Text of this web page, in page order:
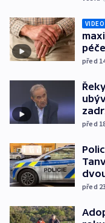
VIDEO
před
před
před 23